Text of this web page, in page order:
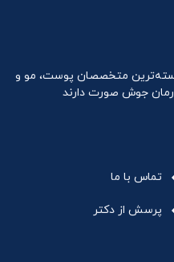
متخصصان پوست، مو و
جوش صورت دارند
تماس با ما
پرسش از دکتر